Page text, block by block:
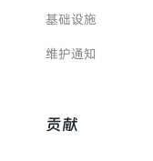
基础设施
维护通知
贡献